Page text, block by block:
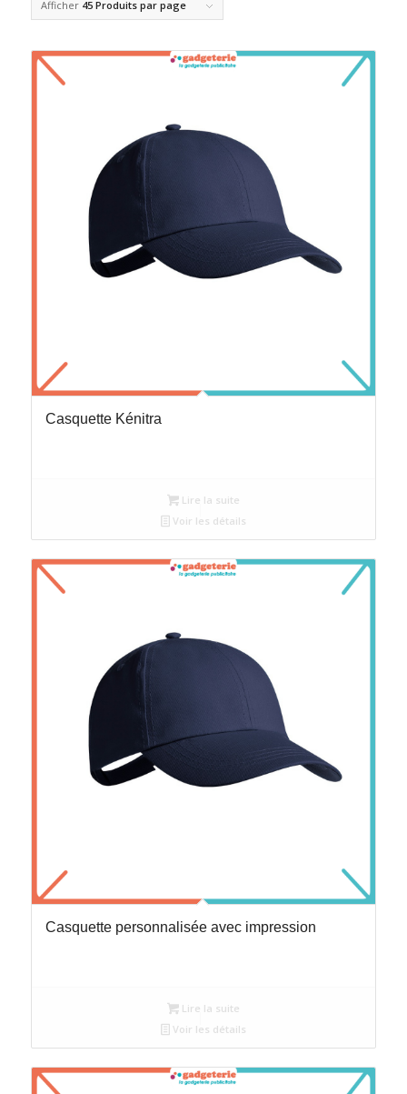
Afficher 45 Produits par page
Casquette Kénitra
Lire la suite
Voir les détails
Casquette personnalisée avec impression
Lire la suite
Voir les détails